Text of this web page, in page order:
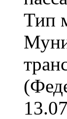
Тип